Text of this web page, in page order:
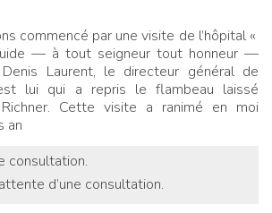
commencé par une visite de l’hôpital «
— à tout seigneur tout honneur —
Laurent, le directeur général de
lui qui a repris le flambeau laissé
Cette visite a ranimé en moi
an
d’une consultation.